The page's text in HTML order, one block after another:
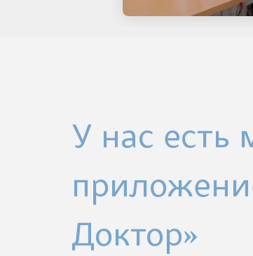
У нас есть
Доктор»